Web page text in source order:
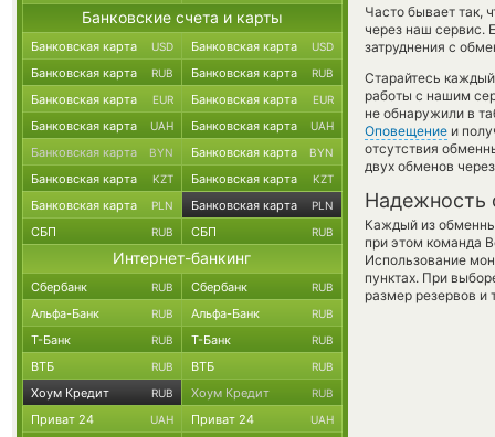
Часто бывает так,
через наш сервис.
затруднения с
Старайтесь
работы с нашим
не обнаружили в
Оповещение и
отсутствия
двух обменов
Надежность
Каждый из
при этом команда
Использование
пунктах. При
размер резервов и
Банковские счета и карты
Банковская карта USD Банковская карта USD
Банковская карта RUB Банковская карта RUB
Банковская карта EUR Банковская карта EUR
Банковская карта UAH Банковская карта UAH
Банковская карта BYN Банковская карта BYN
Банковская карта KZT Банковская карта KZT
Банковская карта PLN Банковская карта PLN
СБП RUB СБП RUB
Интернет-банкинг
Сбербанк RUB Сбербанк RUB
Альфа-Банк RUB Альфа-Банк RUB
Т-Банк RUB Т-Банк RUB
ВТБ RUB ВТБ RUB
Хоум Кредит RUB Хоум Кредит RUB
Приват 24 UAH Приват 24 UAH